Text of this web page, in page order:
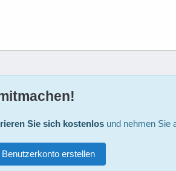
Sie sich kostenlosund nehmen Sie
Benutzerkonto erstellen